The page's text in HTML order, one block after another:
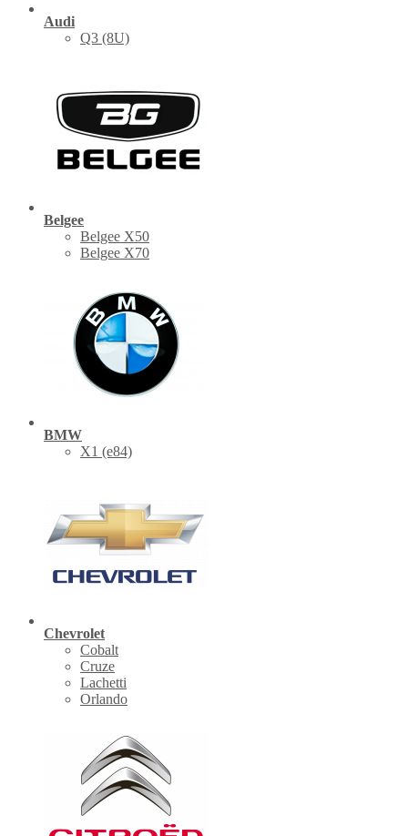
Audi
Q3 (8U)
Belgee
Belgee X50
Belgee X70
BMW
X1 (е84)
Chevrolet
Cobalt
Cruze
Lachetti
Orlando